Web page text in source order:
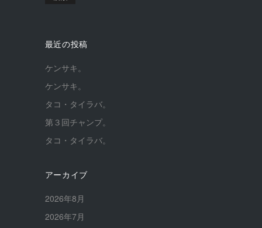
最近の投稿
ケンサキ。
ケンサキ。
タコ・タイラバ。
第３回チャンプ。
タコ・タイラバ。
アーカイブ
2026年8月
2026年7月